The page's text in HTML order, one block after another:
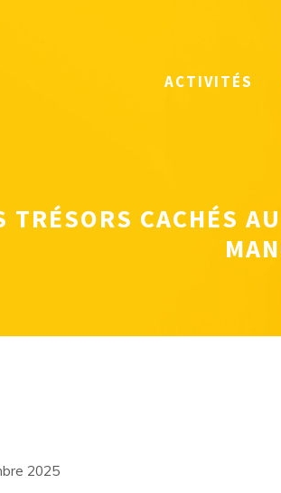
ACTIVITÉS
TRÉSORS CACHÉS
2025